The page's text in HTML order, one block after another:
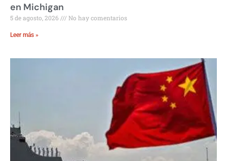
en Michigan
5 de agosto, 2026 No hay comentarios
Leer más »